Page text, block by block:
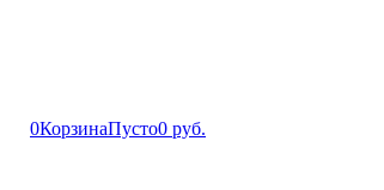
0КорзинаПусто0 руб.